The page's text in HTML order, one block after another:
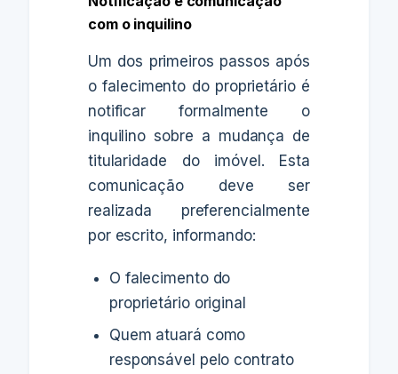
com o inquilino
Um dos primeiros passos após
o falecimento do proprietário é
notificar formalmente o
inquilino sobre a mudança de
titularidade do imóvel. Esta
comunicação deve ser
realizada preferencialmente
por escrito, informando:
O falecimento do
proprietário original
Quem atuará como
responsável pelo contrato